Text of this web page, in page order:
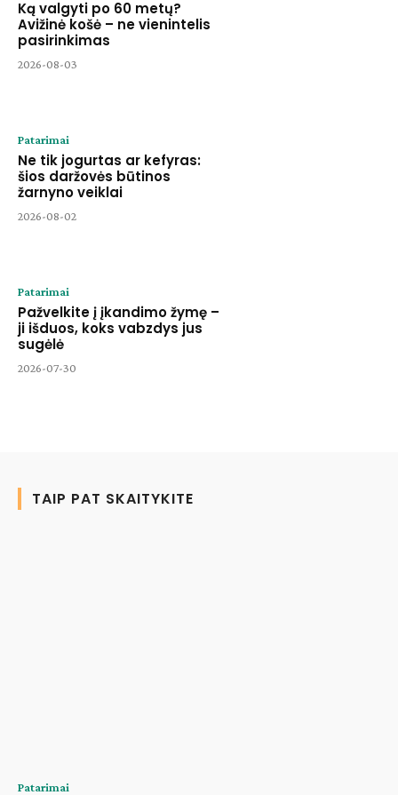
Ką valgyti po 60 metų?
Avižinė košė – ne vienintelis
pasirinkimas
2026-08-03
Patarimai
Ne tik jogurtas ar kefyras:
šios daržovės būtinos
žarnyno veiklai
2026-08-02
Patarimai
Pažvelkite į įkandimo žymę –
ji išduos, koks vabzdys jus
sugėlė
2026-07-30
TAIP PAT SKAITYKITE
Patarimai